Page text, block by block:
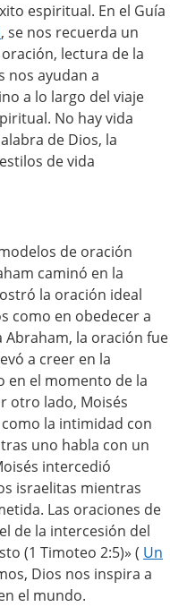
espiritual. En el Guía
, se nos recuerda un
lectura de la
nos ayudan a
a lo largo del viaje
No hay vida
de Dios, la
de vida
de oración
caminó en la
la oración ideal
como en obedecer a
Abraham, la oración fue
a creer en la
en el momento de la
otro lado, Moisés
la intimidad con
uno habla con un
intercedió
israelitas mientras
Las oraciones de
de la intercesión del
(1 Timoteo 2:5)» ( Un
Dios nos inspira a
el mundo.